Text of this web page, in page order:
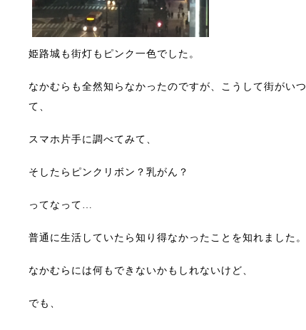
姫路城も街灯もピンク一色でした。
なかむらも全然知らなかったのですが、こうして街がい
て、
スマホ片手に調べてみて、
そしたらピンクリボン？乳がん？
ってなって…
普通に生活していたら知り得なかったことを知れました。
なかむらには何もできないかもしれないけど、
でも、